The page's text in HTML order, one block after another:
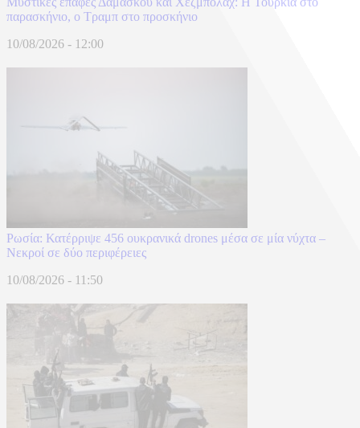
παρασκήνιο, ο Τραμπ στο προσκήνιο
10/08/2026 - 12:00
Ρωσία: Κατέρριψε 456 ουκρανικά drones μέσα σε μία νύχτα –
Νεκροί σε δύο περιφέρειες
10/08/2026 - 11:50